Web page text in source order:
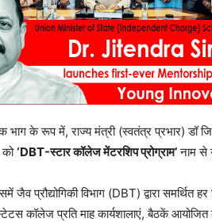
के रूप में, राज्य मंत्री (स्वतंत्र प्रभार) डॉ
‘DBT-स्टार कॉलेज मेंटरशिप प्रोग्राम’नाम से
प्रौद्योगिकी विभाग (DBT) द्वारा समर्थित
कॉलेज प्रति माह कार्यशालाएं, बैठकें आयोजित